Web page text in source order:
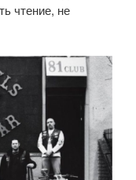
чтение, не